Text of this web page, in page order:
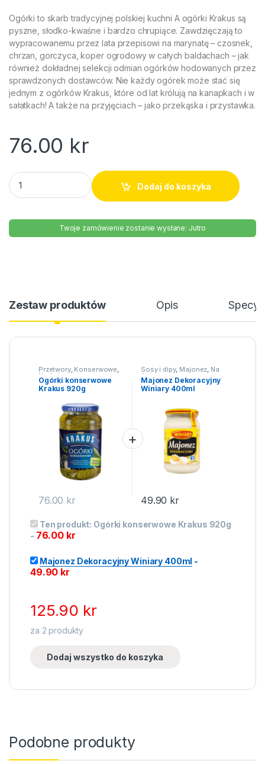
Ogórki to skarb tradycyjnej polskiej kuchni A ogórki Krakus są
pyszne, słodko-kwaśne i bardzo chrupiące. Zawdzięczają to
wypracowanemu przez lata przepisowi na marynatę – czosnek,
chrzan, gorczyca, koper ogrodowy w całych baldachach – jak
również dokładnej selekcji odmian ogórków hodowanych przez
sprawdzonych dostawców. Nie każdy ogórek może stać się
jednym z ogórków Krakus, które od lat królują na kanapkach i w
sałatkach! A także na przyjęciach – jako przekąska i przystawka.
76.00 kr
Ogórki konserwowe Krakus 920g quantity
Dodaj do koszyka
Twoje zamówienie zostanie wysłane: Jutro
Zestaw produktów Opis
Przetwory, Konserwowe,
Na święta
Ogórki konserwowe
Krakus 920g
76.00 kr
Sosy i dipy, Majonez, Na
święta
Majonez Dekoracyjny
Winiary 400ml
49.90 kr
Ten produkt: Ogórki konserwowe Krakus 920g
- 76.00 kr
Majonez Dekoracyjny Winiary 400ml -
49.90 kr
125.90 kr
za 2 produkty
Dodaj wszystko do koszyka
Podobne produkty